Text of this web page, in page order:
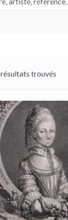
résultats trouvés